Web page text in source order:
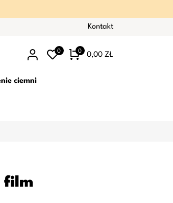
Kontakt
0 0 0,00 ZŁ
ciemni
film